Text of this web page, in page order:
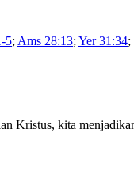
5; Ams 28:13; Yer 31:34;
Kristus, kita